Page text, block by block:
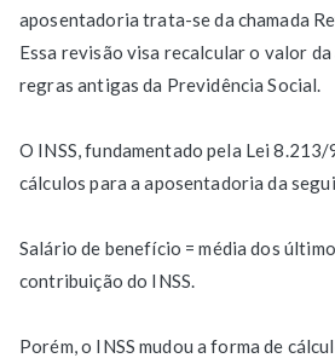
aposentadoria trata-se da chamada
Essa revisão visa recalcular o valor
regras antigas da Previdência Social.
O INSS, fundamentado pela Lei
cálculos para a aposentadoria da
Salário de benefício = média dos
contribuição do INSS.
Porém, o INSS mudou a forma de